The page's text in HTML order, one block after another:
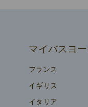
マイバスヨ
フランス
イギリス
イタリア